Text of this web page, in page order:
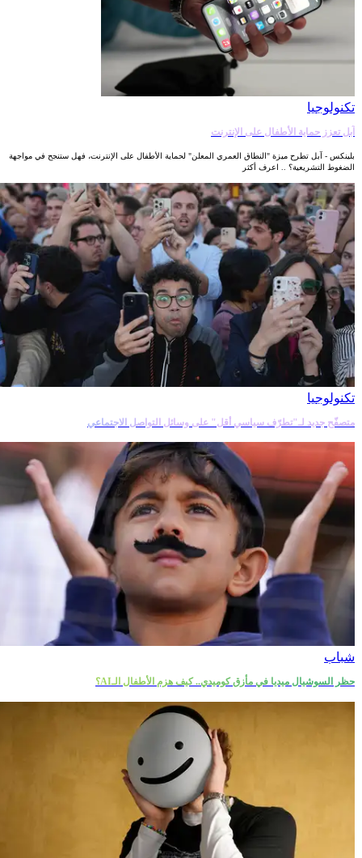
تكنولوجيا
آبل تعزز حماية الأطفال على الإنترنت
بلينكس - آبل تطرح ميزة "النطاق العمري المعلن" لحماية الأطفال على الإنترنت، فهل ستنجح في مواجهة
الضغوط التشريعية؟ .. اعرف أكثر
تكنولوجيا
متصفّح جديد لـ"تطرّف سياسي أقل" على وسائل التواصل الاجتماعي
شباب
حظر السوشيال ميديا في مأزق كوميدي.. كيف هزم الأطفال الـAI؟